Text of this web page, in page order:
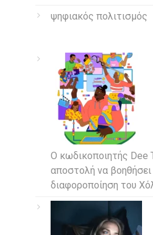
ψηφιακός πολιτισμός
Ο κωδικοποιητής Dee
αποστολή να
διαφοροποίηση του